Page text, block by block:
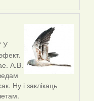
У
А.В.
Ну і заклікаць